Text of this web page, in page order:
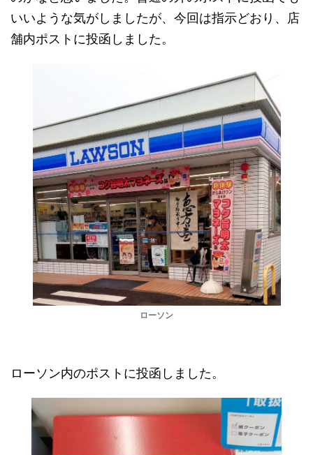
いいような気がしましたが、今回は指示どおり、店
舗内ポストに投函しました。
ローソン
ローソン内のポストに投函しました。